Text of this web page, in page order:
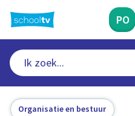
naar
hoofdinhoud
PO
Organisatie en bestuur